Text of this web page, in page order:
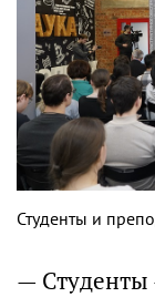
Студенты и
— Студенты